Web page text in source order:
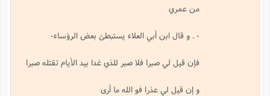
من عمري
- . و قال ابن أبي العلاء يستبطئ بعض الرؤساء-
فإن قيل لي صبرا فلا صبر للذي غدا بيد الأيام تقتله صبرا
و إن قيل لي عذرا فو الله ما أرى